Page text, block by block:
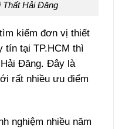
Thất Hải Đăng
kiếm đơn vị thiết
tín tại TP.HCM thì
Đăng. Đây là
rất nhiều ưu điểm
nghiệm nhiều năm